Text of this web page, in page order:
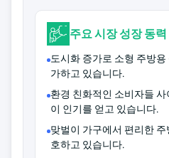
주요 시장 성장 동력
도시화 증가로 소형 주방
가하고 있습니다.
환경 친화적인 소비자들
이 인기를 얻고 있습니다.
맞벌이 가구에서 편리한
호하고 있습니다.